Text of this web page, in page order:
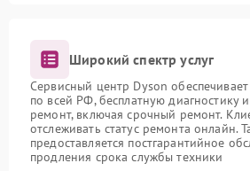
Широкий спектр услуг
Сервисный центр Dyson обеспечивает
по всей РФ, бесплатную диагностику
ремонт, включая срочный ремонт.
отслеживать статус ремонта онлайн.
предоставляется постгарантийное
продления срока службы техники